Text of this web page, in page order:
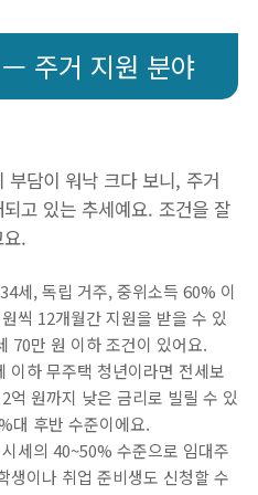
주거 지원 분야
부담이 워낙 크다 보니, 주거
고 있는 추세예요. 조건을 잘
.
세, 독립 거주, 중위소득 60% 이
씩 12개월간 지원을 받을 수 있
70만 원 이하 조건이 있어요.
이하 무주택 청년이라면 전세보
억 원까지 낮은 금리로 빌릴 수 있
대 후반 수준이에요.
세의 40~50% 수준으로 임대주
생이나 취업 준비생도 신청할 수